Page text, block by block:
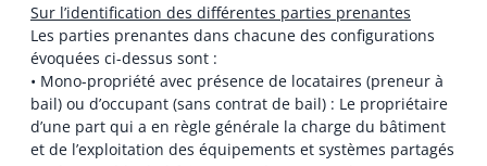
Sur l’identification des différentes parties prenantes
Les parties prenantes dans chacune des configurations
évoquées ci-dessus sont :
• Mono-propriété avec présence de locataires (preneur à
bail) ou d’occupant (sans contrat de bail) : Le propriétaire
d’une part qui a en règle générale la charge du bâtiment
et de l’exploitation des équipements et systèmes partagés